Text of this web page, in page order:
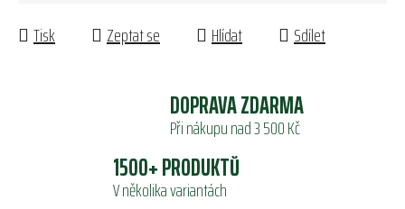
Tisk Zeptat se Hlídat Sdílet
DOPRAVA ZDARMA
Při nákupu nad 3 500 Kč
1500+ PRODUKTŮ
V několika variantách